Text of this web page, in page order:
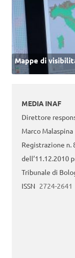
Mappe di
MEDIA INAF
Direttore
Marco Malaspina
Registrazione n.
dell’11.12.2010
Tribunale di
ISSN 2724-2641